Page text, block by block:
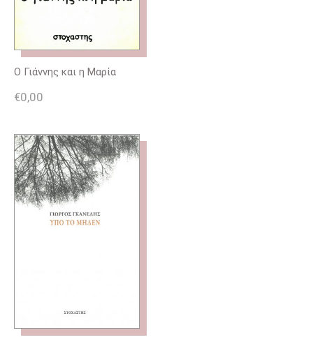
Ο Γιάννης και η Μαρία
€0,00